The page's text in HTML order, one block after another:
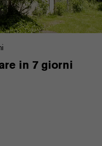
in 7 giorni